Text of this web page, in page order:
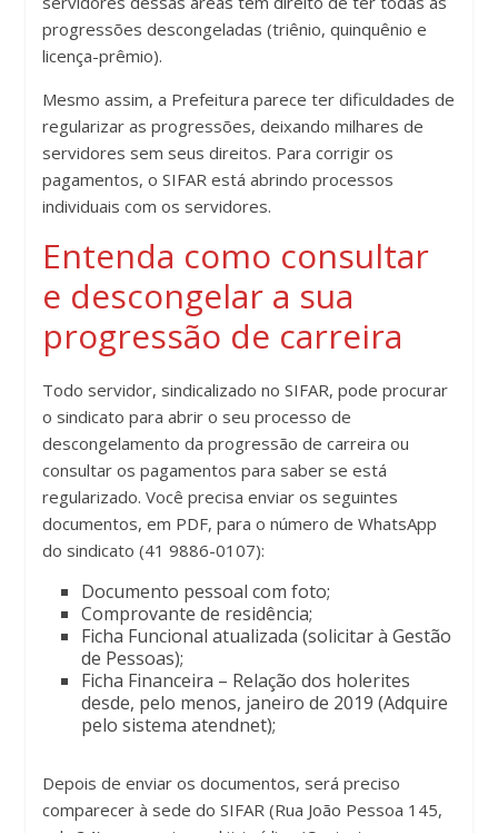
progressões descongeladas (triênio, quinquênio e
licença-prêmio).
Mesmo assim, a Prefeitura parece ter dificuldades de
regularizar as progressões, deixando milhares de
servidores sem seus direitos. Para corrigir os
pagamentos, o SIFAR está abrindo processos
individuais com os servidores.
Entenda como consultar
e descongelar a sua
progressão de carreira
Todo servidor, sindicalizado no SIFAR, pode procurar
o sindicato para abrir o seu processo de
descongelamento da progressão de carreira ou
consultar os pagamentos para saber se está
regularizado. Você precisa enviar os seguintes
documentos, em PDF, para o número de WhatsApp
do sindicato (41 9886-0107):
Documento pessoal com foto;
Comprovante de residência;
Ficha Funcional atualizada (solicitar à Gestão
de Pessoas);
Ficha Financeira – Relação dos holerites
desde, pelo menos, janeiro de 2019 (Adquire
pelo sistema atendnet);
Depois de enviar os documentos, será preciso
comparecer à sede do SIFAR (Rua João Pessoa 145,